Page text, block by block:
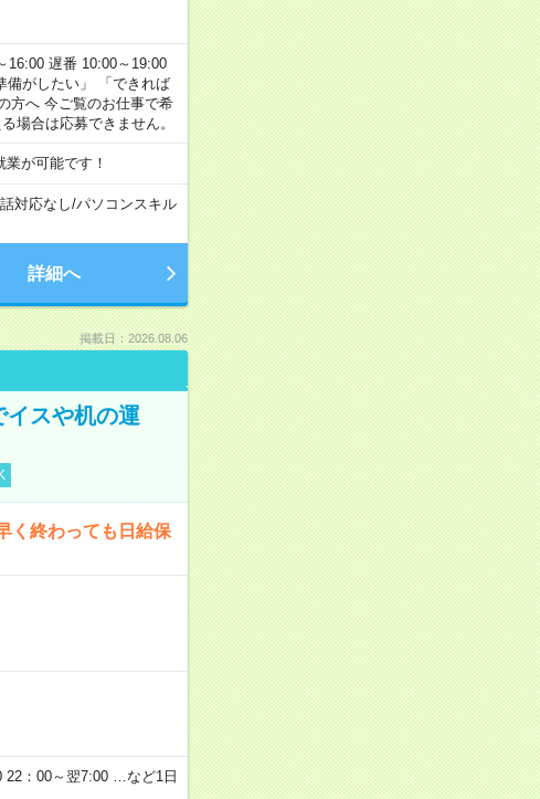
16:00 遅番 10:00～19:00
備がしたい」 「できれば
方へ 今ご覧のお仕事で希
場合は応募できません。
が可能です！
対応なし/パソコンスキル
詳細へ
掲載日：2026.08.06
イスや机の運
く終わっても日給保
22：00～翌7:00 …など1日